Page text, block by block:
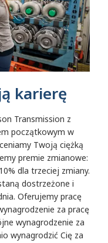
karierę
Transmission z
początkowym w
Twoją ciężką
premie zmianowe:
dla trzeciej zmiany.
dostrzeżone i
Oferujemy pracę
za pracę
wynagrodzenie za
wynagrodzić Cię za